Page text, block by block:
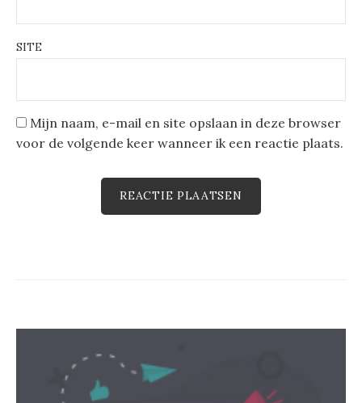
SITE
Mijn naam, e-mail en site opslaan in deze browser
voor de volgende keer wanneer ik een reactie plaats.